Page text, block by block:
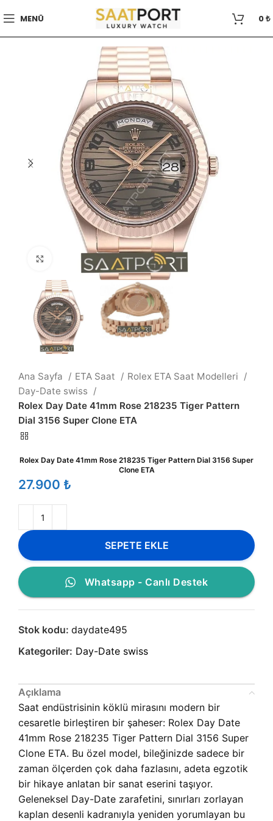
MENÜ 0₺
Büyütmek için tıklayın
Ana Sayfa ETA Saat
Rolex ETA Saat Modelleri
Day-Date swiss
Rolex Day Date 41mm Rose 218235 Tiger Pattern
Dial 3156 Super Clone ETA
Rolex Day Date 41mm Rose 218235 Tiger Pattern Dial 3156 Super
Clone ETA
₺
SEPETE EKLE
Whatsapp - Canlı Destek
Stok kodu: daydate495
Kategoriler: Day-Date swiss
Açıklama
Saat endüstrisinin köklü mirasını modern bir
cesaretle birleştiren bir şaheser: Rolex Day Date
41mm Rose 218235 Tiger Pattern Dial 3156 Super
Clone ETA. Bu özel model, bileğinizde sadece bir
zaman ölçerden çok daha fazlasını, adeta egzotik
bir hikaye anlatan bir sanat eserini taşıyor.
Geleneksel Day-Date zarafetini, sınırları zorlayan
kaplan desenli kadranıyla yeniden yorumlayan bu